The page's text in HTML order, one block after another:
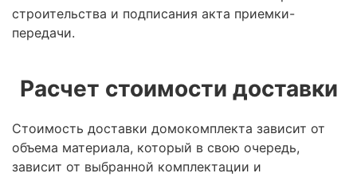
строительства и подписания акта приемки-
передачи.
Расчет стоимости доставки
Стоимость доставки домокомплекта зависит от
объема материала, который в свою очередь,
зависит от выбранной комплектации и